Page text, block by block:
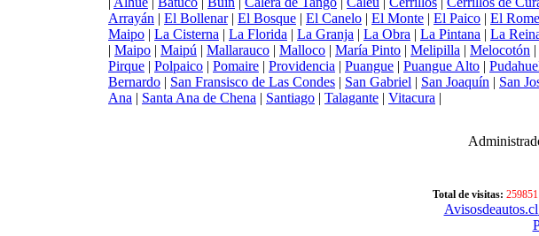
Arrayán | El Bollenar| El Bosque | El Canelo | El Monte | El Paico | El
Maipo | La Cisterna | La Florida | La Granja | La Obra | La Pintana | La
| Maipo | Maipú | Mallarauco | Malloco | María Pinto | Melipilla | Melocotón |
Pirque | Polpaico | Pomaire | Providencia | Puangue | Puangue Alto |
Bernardo | San Fransisco de Las Condes | San Gabriel | San Joaquín | San
Ana | Santa Ana de Chena | Santiago | Talagante | Vitacura |
Total de visitas:
Avisosdeautos.cl